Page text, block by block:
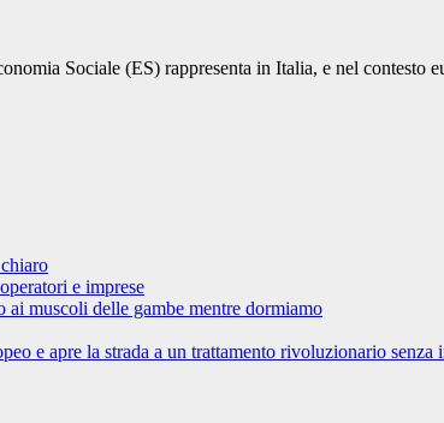
Sociale (ES) rappresenta in Italia, e nel contesto
e imprese
ai muscoli delle gambe mentre dormiamo
e apre la strada a un trattamento rivoluzionario senza